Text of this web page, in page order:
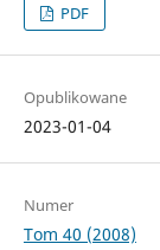
PDF
Opublikowane
2023-01-04
Numer
Tom 40 (2008)